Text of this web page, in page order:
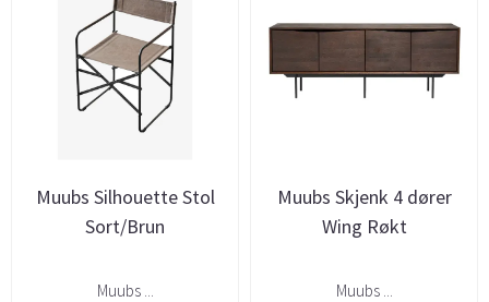
Muubs Silhouette Stol
Sort/Brun
Muubs ...
Muubs Skjenk 4 dører
Wing Røkt
Muubs ...